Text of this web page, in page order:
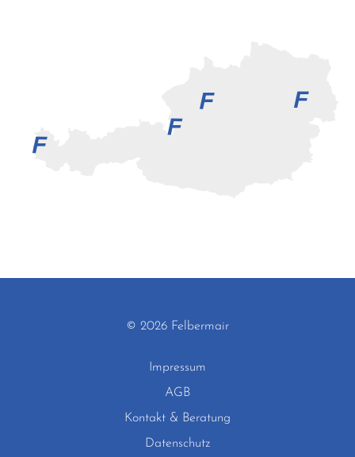
© 2026 Felbermair
Impressum
AGB
Kontakt & Beratung
Datenschutz